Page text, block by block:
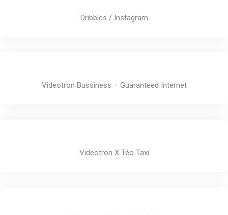
Dribbles / Instagram
Videotron Bussiness – Guaranteed Internet
Videotron X Téo Taxi